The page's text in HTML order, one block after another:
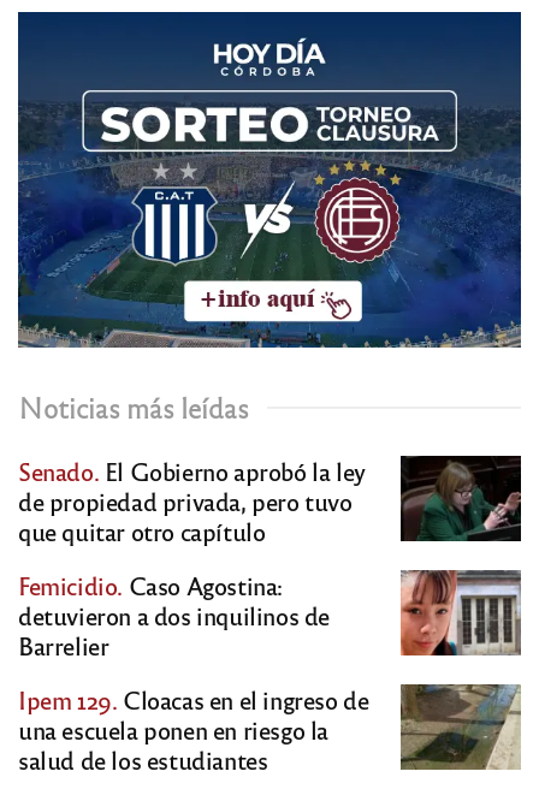
Noticias más leídas
Senado. El Gobierno aprobó la ley
de propiedad privada, pero tuvo
que quitar otro capítulo
Femicidio. Caso Agostina:
detuvieron a dos inquilinos de
Barrelier
Ipem 129. Cloacas en el ingreso de
una escuela ponen en riesgo la
salud de los estudiantes